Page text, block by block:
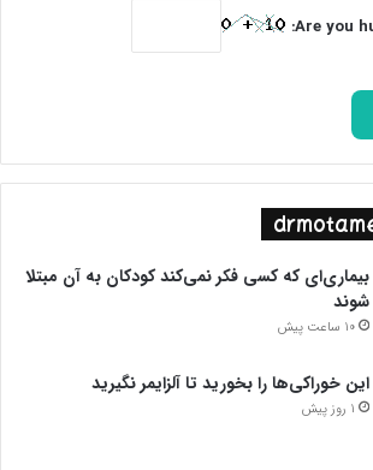
Are you
بیماری‌ای که کسی فکر نمی‌کند کودکان به آن مبتلا
شوند
10 ساعت پیش
این خوراکی‌ها را بخورید تا آلزایمر نگیرید
1 روز پیش